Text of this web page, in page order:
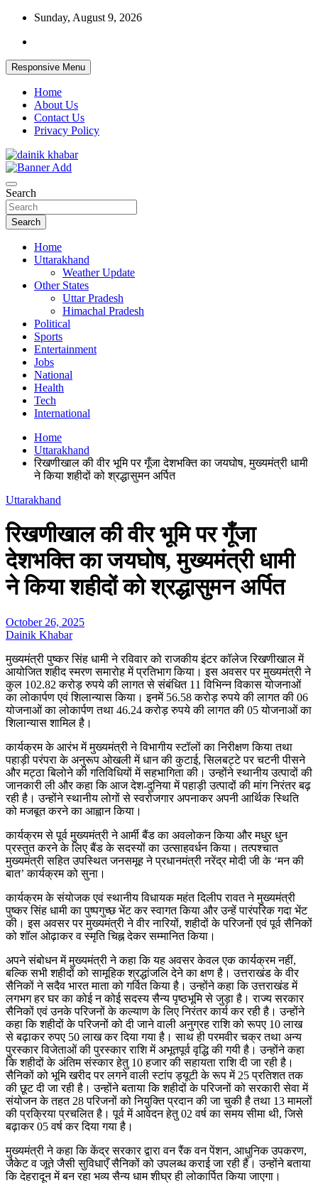
Skip
content
Sunday, August 9, 2026
Responsive Menu
Home
About Us
Contact Us
Privacy Policy
Dainikkhabar.in – Uttarakhand Daily
Hindi News Website
Search
Search
Home
Uttarakhand
Weather Update
Other States
Uttar Pradesh
Himachal Pradesh
Political
Sports
Entertainment
Jobs
National
Health
Tech
International
Home
Uttarakhand
रिखणीखाल की वीर भूमि पर गूँजा देशभक्ति का जयघोष, मुख्यमंत्री धामी
ने किया शहीदों को श्रद्धासुमन अर्पित
Uttarakhand
रिखणीखाल की वीर भूमि पर गूँजा
देशभक्ति का जयघोष, मुख्यमंत्री धामी
ने किया शहीदों को श्रद्धासुमन अर्पित
October 26, 2025
Dainik Khabar
मुख्यमंत्री पुष्कर सिंह धामी ने रविवार को राजकीय इंटर कॉलेज रिखणीखाल में
आयोजित शहीद स्मरण समारोह में प्रतिभाग किया। इस अवसर पर मुख्यमंत्री ने
कुल 102.82 करोड़ रुपये की लागत से संबंधित 11 विभिन्न विकास योजनाओं
का लोकार्पण एवं शिलान्यास किया। इनमें 56.58 करोड़ रुपये की लागत की 06
योजनाओं का लोकार्पण तथा 46.24 करोड़ रुपये की लागत की 05 योजनाओं का
शिलान्यास शामिल है।
कार्यक्रम के आरंभ में मुख्यमंत्री ने विभागीय स्टॉलों का निरीक्षण किया तथा
पहाड़ी परंपरा के अनुरूप ओखली में धान की कुटाई, सिलबट्टे पर चटनी पीसने
और मट्ठा बिलोने की गतिविधियों में सहभागिता की। उन्होंने स्थानीय उत्पादों की
जानकारी ली और कहा कि आज देश-दुनिया में पहाड़ी उत्पादों की मांग निरंतर बढ़
रही है। उन्होंने स्थानीय लोगों से स्वरोजगार अपनाकर अपनी आर्थिक स्थिति
को मजबूत करने का आह्वान किया।
कार्यक्रम से पूर्व मुख्यमंत्री ने आर्मी बैंड का अवलोकन किया और मधुर धुन
प्रस्तुत करने के लिए बैंड के सदस्यों का उत्साहवर्धन किया। तत्पश्चात
मुख्यमंत्री सहित उपस्थित जनसमूह ने प्रधानमंत्री नरेंद्र मोदी जी के ‘मन की
बात’ कार्यक्रम को सुना।
कार्यक्रम के संयोजक एवं स्थानीय विधायक महंत दिलीप रावत ने मुख्यमंत्री
पुष्कर सिंह धामी का पुष्पगुच्छ भेंट कर स्वागत किया और उन्हें पारंपरिक गदा भेंट
की। इस अवसर पर मुख्यमंत्री ने वीर नारियों, शहीदों के परिजनों एवं पूर्व सैनिकों
को शॉल ओढ़ाकर व स्मृति चिह्न देकर सम्मानित किया।
अपने संबोधन में मुख्यमंत्री ने कहा कि यह अवसर केवल एक कार्यक्रम नहीं,
बल्कि सभी शहीदों को सामूहिक श्रद्धांजलि देने का क्षण है। उत्तराखंड के वीर
सैनिकों ने सदैव भारत माता को गर्वित किया है। उन्होंने कहा कि उत्तराखंड में
लगभग हर घर का कोई न कोई सदस्य सैन्य पृष्ठभूमि से जुड़ा है। राज्य सरकार
सैनिकों एवं उनके परिजनों के कल्याण के लिए निरंतर कार्य कर रही है। उन्होंने
कहा कि शहीदों के परिजनों को दी जाने वाली अनुग्रह राशि को रूपए 10 लाख
से बढ़ाकर रुपए 50 लाख कर दिया गया है। साथ ही परमवीर चक्र तथा अन्य
पुरस्कार विजेताओं की पुरस्कार राशि में अभूतपूर्व वृद्धि की गयी है। उन्होंने कहा
कि शहीदों के अंतिम संस्कार हेतु 10 हजार की सहायता राशि दी जा रही है।
सैनिकों को भूमि खरीद पर लगने वाली स्टांप ड्यूटी के रूप में 25 प्रतिशत तक
की छूट दी जा रही है। उन्होंने बताया कि शहीदों के परिजनों को सरकारी सेवा में
संयोजन के तहत 28 परिजनों को नियुक्ति प्रदान की जा चुकी है तथा 13 मामलों
की प्रक्रिया प्रचलित है। पूर्व में आवेदन हेतु 02 वर्ष का समय सीमा थी, जिसे
बढ़ाकर 05 वर्ष कर दिया गया है।
मुख्यमंत्री ने कहा कि केंद्र सरकार द्वारा वन रैंक वन पेंशन, आधुनिक उपकरण,
जैकेट व जूते जैसी सुविधाएँ सैनिकों को उपलब्ध कराई जा रही हैं। उन्होंने बताया
कि देहरादून में बन रहा भव्य सैन्य धाम शीघ्र ही लोकार्पित किया जाएगा।